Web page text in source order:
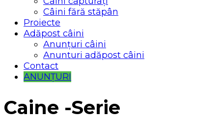
Câini fără stăpân
Proiecte
Adăpost câini
Anunțuri câini
Anunturi adăpost câini
Contact
ANUNȚURI
Caine -Serie